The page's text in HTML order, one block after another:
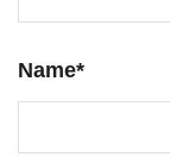
Name*